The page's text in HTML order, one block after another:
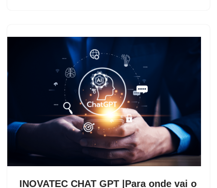
INOVATEC CHAT GPT |Para onde vai o